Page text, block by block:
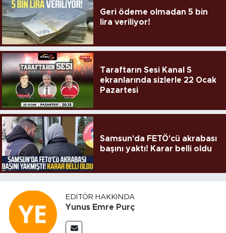
Geri ödeme olmadan 5 bin
lira veriliyor!
Taraftarın Sesi Kanal S
ekranlarında sizlerle 22 Ocak
Pazartesi
Samsun'da FETÖ'cü akrabası
başını yaktı! Karar belli oldu
EDITÖR HAKKINDA
Yunus Emre Purç